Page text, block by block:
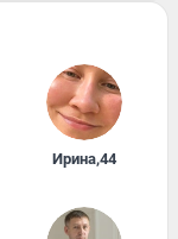
Ирина,44